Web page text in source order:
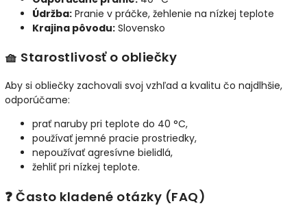
Údržba: Pranie v práčke, žehlenie na nízkej teplote
Krajina pôvodu: Slovensko
🧺 Starostlivosť o obliečky
Aby si obliečky zachovali svoj vzhľad a kvalitu čo najdlhšie,
odporúčame:
prať naruby pri teplote do 40 °C,
používať jemné pracie prostriedky,
nepoužívať agresívne bielidlá,
žehliť pri nízkej teplote.
❓ Často kladené otázky (FAQ)